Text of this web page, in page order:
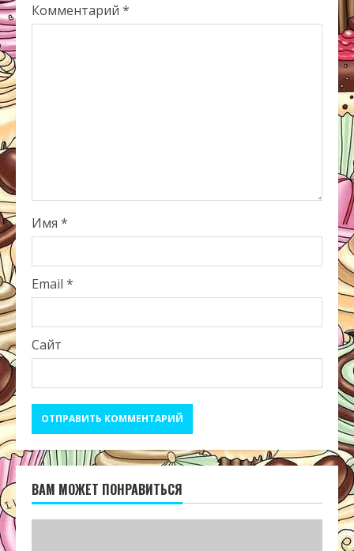
Комментарий *
Имя *
Email *
Сайт
ВАМ МОЖЕТ ПОНРАВИТЬСЯ